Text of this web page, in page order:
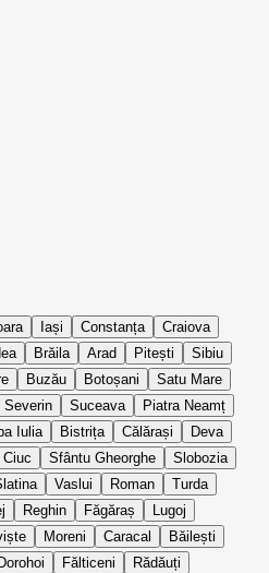
Iași Constanța
Craiova
Brăila Arad Pitești
Sibiu
Buzău Botoșani
Satu Mare
Severin Suceava
Piatra Neamț
Iulia Bistrița Călărași
Deva
Ciuc Sfântu Gheorghe
Slobozia
Vaslui Roman
Turda
Reghin Făgăraș
Lugoj
Moreni Caracal
Băilești
Dorohoi Fălticeni
Rădăuți